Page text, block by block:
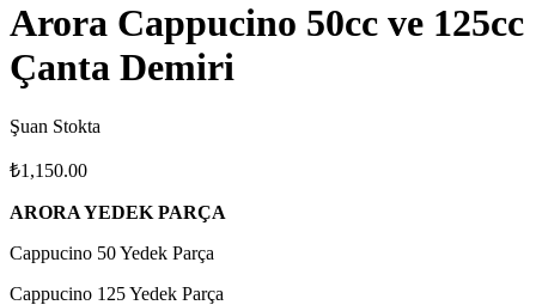
Arora Cappucino 50cc ve 125cc
Çanta Demiri
Şuan Stokta
₺1,150.00
ARORA YEDEK PARÇA
Cappucino 50 Yedek Parça
Cappucino 125 Yedek Parça